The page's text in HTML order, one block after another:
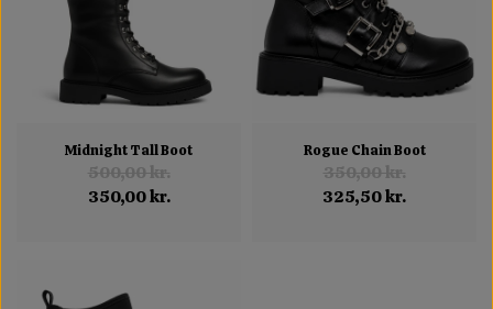
Midnight Tall Boot
500,00 kr.
350,00 kr.
Rogue Chain Boot
350,00 kr.
325,50 kr.